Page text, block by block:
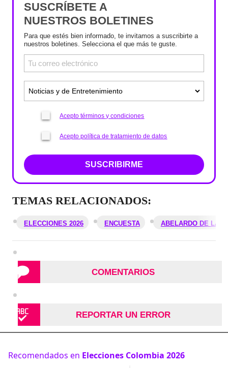
SUSCRÍBETE A
NUESTROS BOLETINES
Para que estés bien informado, te invitamos a suscribirte a
nuestros boletines. Selecciona el que más te guste.
Acepto términos y condiciones
Acepto política de tratamiento de datos
SUSCRIBIRME
TEMAS RELACIONADOS:
ELECCIONES 2026 ENCUESTA ABELARDO DE LA
COMENTARIOS
REPORTAR UN ERROR
Recomendados en Elecciones Colombia 2026